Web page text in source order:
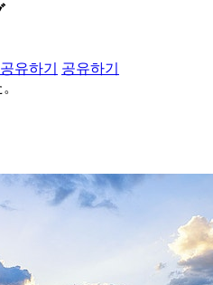
공유하기
공유하기